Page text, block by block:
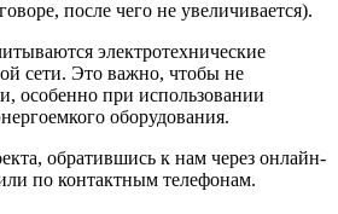
после чего не увеличивается).
электротехнические
сети. Это важно, чтобы не
особенно при использовании
оборудования.
обратившись к нам через онлайн-
по контактным телефонам.